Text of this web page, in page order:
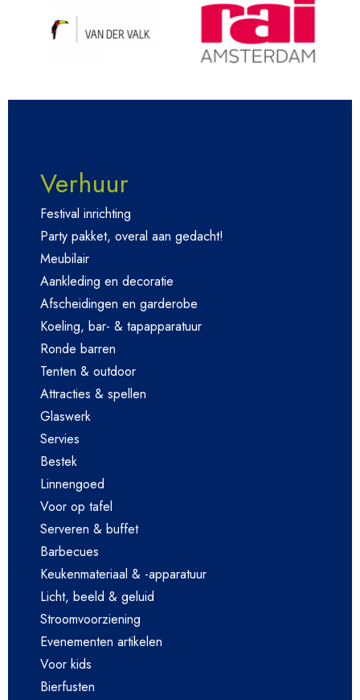
Verhuur
Festival inrichting
Party pakket, overal aan gedacht!
Meubilair
Aankleding en decoratie
Afscheidingen en garderobe
Koeling, bar- & tapapparatuur
Ronde barren
Tenten & outdoor
Attracties & spellen
Glaswerk
Servies
Bestek
Linnengoed
Voor op tafel
Serveren & buffet
Barbecues
Keukenmateriaal & -apparatuur
Licht, beeld & geluid
Stroomvoorziening
Evenementen artikelen
Voor kids
Bierfusten